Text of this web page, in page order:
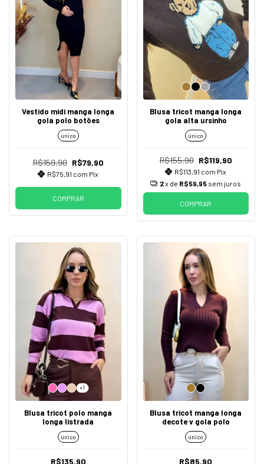
Vestido midi manga longa
gola polo botões
único
R$159,90 R$79,90
R$75,91 com Pix
COMPRAR
Blusa tricot manga longa
gola alta ursinho
único
R$155,90 R$119,90
R$113,91 com Pix
2x de R$59,95 sem juros
COMPRAR
+1
Blusa tricot polo manga
longa listrada
único
R$135,90
Blusa tricot manga longa
decote v gola polo
único
R$85,90